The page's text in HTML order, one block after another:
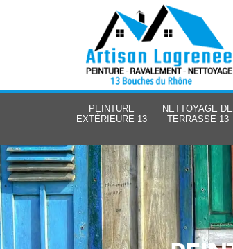
PEINTURE
EXTÉRIEURE 13
NETTOYAGE DE
TERRASSE 13